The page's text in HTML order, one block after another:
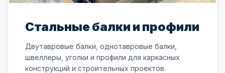
Стальные балки и профили
Двутавровые балки, однотавровые балки,
швеллеры, уголки и профили для каркасных
конструкций и строительных проектов.